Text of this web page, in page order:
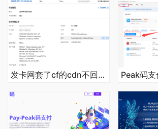
发卡网套了cf的cdn不回调解决方法